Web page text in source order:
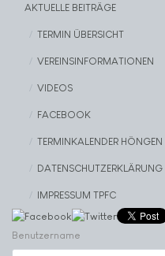
AKTUELLE BEITRÄGE
TERMIN ÜBERSICHT
VEREINSINFORMATIONEN
VIDEOS
FACEBOOK
TERMINKALENDER HÖNGEN
DATENSCHUTZERKLÄRUNG
IMPRESSUM TPFC
Benutzername